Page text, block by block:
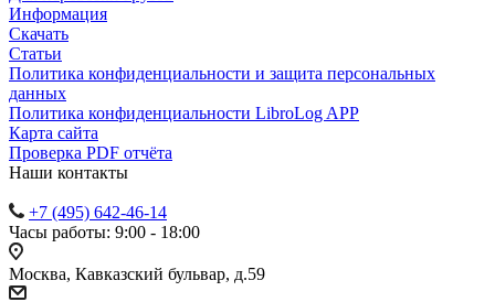
Информация
Скачать
Статьи
Политика конфиденциальности и защита персональных
данных
Политика конфиденциальности LibroLog APP
Карта сайта
Проверка PDF отчёта
Наши контакты
+7 (495) 642-46-14
Часы работы: 9:00 - 18:00
Москва, Кавказский бульвар, д.59